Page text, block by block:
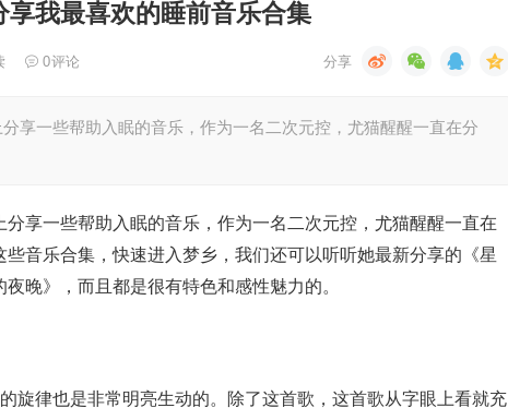
我最喜欢的睡前音乐合集
0评论
享一些帮助入眠的音乐，作为一名二次元控，尤猫醒醒一直在分
享一些帮助入眠的音乐，作为一名二次元控，尤猫醒醒一直在
音乐合集，快速进入梦乡，我们还可以听听她最新分享的《星
晚》，而且都是很有特色和感性魅力的。
旋律也是非常明亮生动的。除了这首歌，这首歌从字眼上看就充